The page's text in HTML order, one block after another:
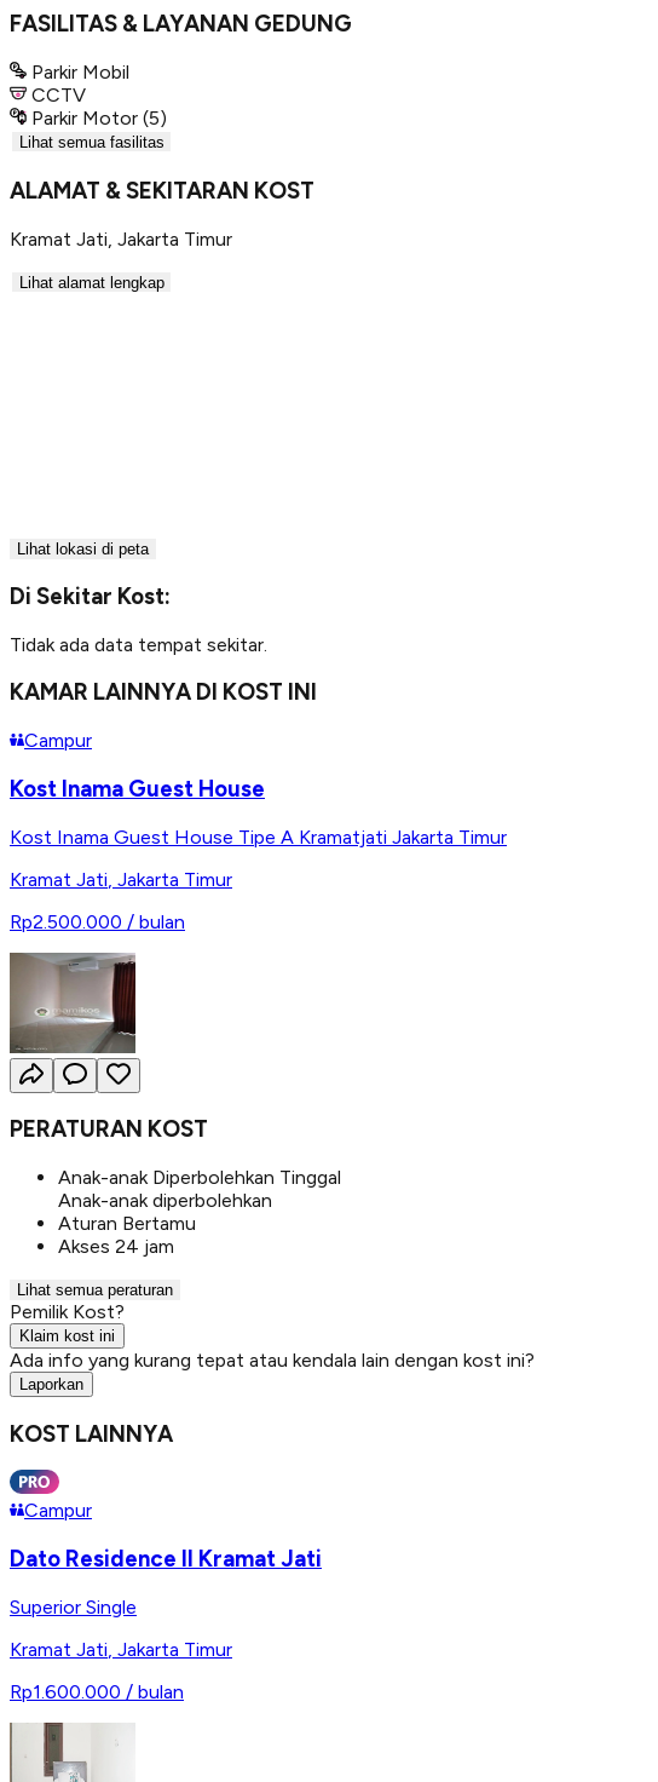
FASILITAS & LAYANAN GEDUNG
Parkir Mobil
CCTV
Parkir Motor (5)
Lihat semua fasilitas
ALAMAT & SEKITARAN KOST
Kramat Jati Jakarta Timur
Lihat alamat lengkap
Lihat lokasi di peta
Di Sekitar Kost:
Tidak ada data tempat sekitar.
KAMAR LAINNYA DI KOST INI
Campur
Kost Inama Guest House
Kost Inama Guest House Tipe A Kramatjati Jakarta Timur
Kramat Jati Jakarta Timur
Rp2.500.000 / bulan
PERATURAN KOST
Anak-anak Diperbolehkan Tinggal
Anak-anak diperbolehkan
Aturan Bertamu
Akses 24 jam
Lihat semua peraturan
Pemilik Kost?
Klaim kost ini
Ada info yang kurang tepat atau kendala lain dengan kost ini?
Laporkan
KOST LAINNYA
Campur
Dato Residence II Kramat Jati
Superior Single
Kramat Jati, Jakarta Timur
Rp1.600.000 / bulan